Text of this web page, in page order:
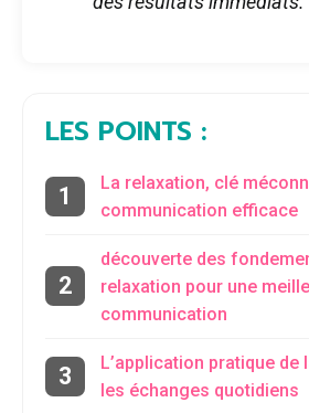
LES POINTS :
La relaxation, clé
communication efficace
découverte des
relaxation pour une
communication
L’application pratique de
les échanges quotidiens